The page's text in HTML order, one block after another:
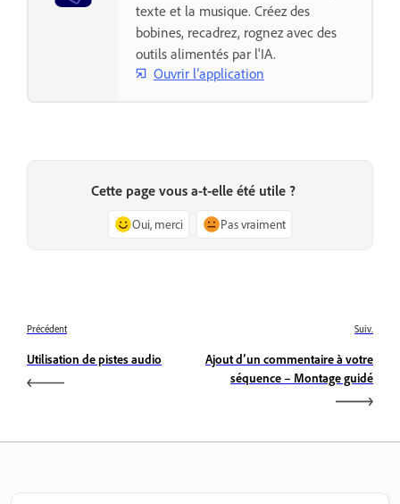
texte et la musique. Créez des
bobines, recadrez, rognez avec des
outils alimentés par l'IA.
Ouvrir l’application
Cette page vous a-t-elle été utile ?
Oui, merci Pas vraiment
Précédent
Utilisation de pistes audio
Suiv.
Ajout d’un commentaire à votre
séquence – Montage guidé